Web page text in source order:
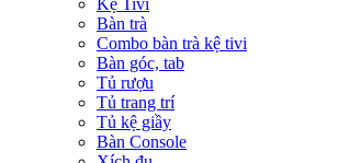
Kệ Tivi
Bàn trà
Combo bàn trà kệ tivi
Bàn góc, tab
Tủ rượu
Tủ trang trí
Tủ kệ giầy
Bàn Console